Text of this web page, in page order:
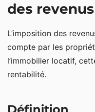
des
L’imposition des
compte par les
l’immobilier locatif,
rentabilité.